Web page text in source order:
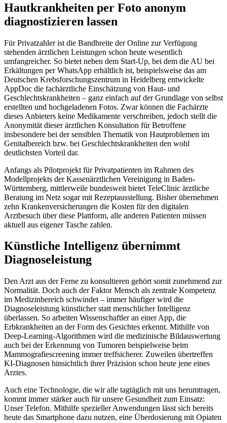
Hautkrankheiten per Foto anonym
diagnostizieren lassen
Für Privatzahler ist die Bandbreite der Online zur Verfügung
stehenden ärztlichen Leistungen schon heute wesentlich
umfangreicher. So bietet neben dem Start-Up, bei dem die AU bei
Erkältungen per WhatsApp erhältlich ist, beispielsweise das am
Deutschen Krebsforschungszentrum in Heidelberg entwickelte
AppDoc die fachärztliche Einschätzung von Haut- und
Geschlechtskrankheiten – ganz einfach auf der Grundlage von selbst
erstellten und hochgeladenen Fotos. Zwar können die Fachärzte
dieses Anbieters keine Medikamente verschreiben, jedoch stellt die
Anonymität dieser ärztlichen Konsultation für Betroffene
insbesondere bei der sensiblen Thematik von Hautproblemen im
Genitalbereich bzw. bei Geschlechtskrankheiten den wohl
deutlichsten Vorteil dar.
Anfangs als Pilotprojekt für Privatpatienten im Rahmen des
Modellprojekts der Kassenärztlichen Vereinigung in Baden-
Württemberg, mittlerweile bundesweit bietet TeleClinic ärztliche
Beratung im Netz sogar mit Rezeptausstellung. Bisher übernehmen
zehn Krankenversicherungen die Kosten für den digitalen
Arztbesuch über diese Plattform, alle anderen Patienten müssen
aktuell aus eigener Tasche zahlen.
Künstliche Intelligenz übernimmt
Diagnoseleistung
Den Arzt aus der Ferne zu konsultieren gehört somit zunehmend zur
Normalität. Doch auch der Faktor Mensch als zentrale Kompetenz
im Medizinbereich schwindet – immer häufiger wird die
Diagnoseleistung künstlicher statt menschlicher Intelligenz
überlassen. So arbeiten Wissenschaftler an einer App, die
Erbkrankheiten an der Form des Gesichtes erkennt. Mithilfe von
Deep-Learning-Algorithmen wird die medizinische Bildauswertung
auch bei der Erkennung von Tumoren beispielweise beim
Mammografiescreening immer treffsicherer. Zuweilen übertreffen
KI-Diagnosen hinsichtlich ihrer Präzision schon heute jene eines
Arztes.
Auch eine Technologie, die wir alle tagtäglich mit uns herumtragen,
kommt immer stärker auch für unsere Gesundheit zum Einsatz:
Unser Telefon. Mithilfe spezieller Anwendungen lässt sich bereits
heute das Smartphone dazu nutzen, eine Überdosierung mit Opiaten